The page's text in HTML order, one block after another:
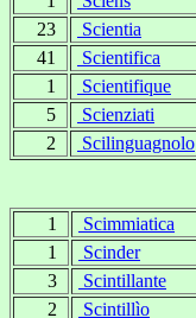
23
Scientia
41
Scientifica
1
Scientifique
5
Scienziati
2
Scilinguagnolo
1 Scimmiatica
1
Scinder
3
Scintillante
2
Scintillìo